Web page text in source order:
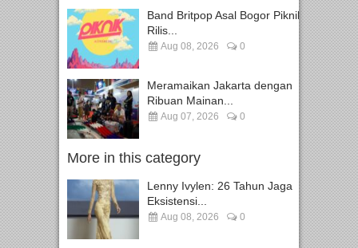
Band Britpop Asal Bogor Piknik
Rilis...
Aug 08, 2026 0
Meramaikan Jakarta dengan
Ribuan Mainan...
Aug 07, 2026 0
More in this category
Lenny Ivylen: 26 Tahun Jaga
Eksistensi...
Aug 08, 2026 0